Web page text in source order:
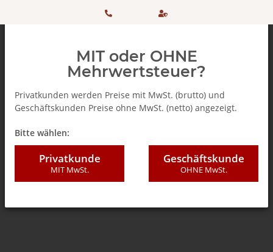
+ 49
506 98
einkaufen
SSL
MIT oder OHNE
Mehrwertsteuer?
Privatkunden werden Preise mit MwSt. (brutto) und
Geschäftskunden Preise ohne MwSt. (netto) angezeigt.
Bitte wählen:
Privatkunde
MIT MwSt.
Geschäftskunde
OHNE MwSt.